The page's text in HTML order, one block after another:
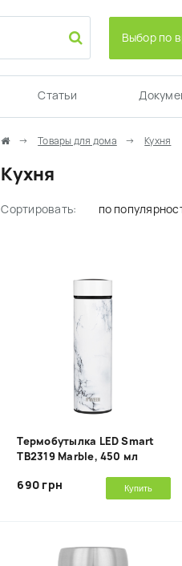
Выбор по
Статьи
Товары для дома Кухня
Кухня
Сортировать: по
Термобутылка LED Smart
TB2319 Marble, 450 мл
690 грн Купить